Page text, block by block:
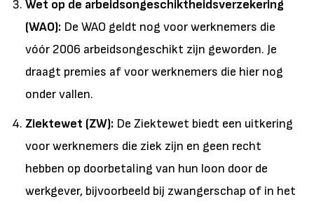
Wet op de arbeidsongeschiktheidsverzekering
(WAO): De WAO geldt nog voor werknemers die
vóór 2006 arbeidsongeschikt zijn geworden. Je
draagt premies af voor werknemers die hier nog
onder vallen.
Ziektewet (ZW): De Ziektewet biedt een uitkering
voor werknemers die ziek zijn en geen recht
hebben op doorbetaling van hun loon door de
werkgever, bijvoorbeeld bij zwangerschap of in het